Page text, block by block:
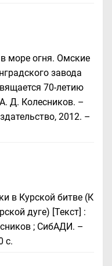
море огня. Омские
завода
70-летию
Д. Колесников. –
2012. –
в Курской битве (К
дуге) [Текст] :
; СибАДИ. –
с.